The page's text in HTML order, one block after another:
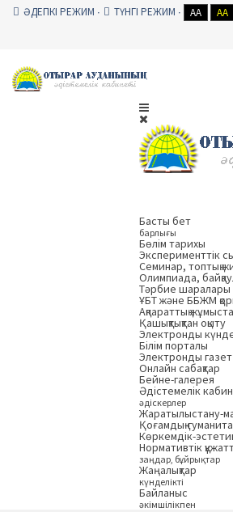
ӘДЕПКІ РЕЖИМ ТҮНГІ РЕЖИМ AA AA
Басты бет
барлығы
Бөлім тарихы
Эксперименттік
Семинар, топтық
Олимпиада,
Тәрбие шаралары
ҰБТ және ББЖМ
Ақпараттық
Қашықтықтан оқыту
Электронды
Білім порталы
Электронды газет
Онлайн сабақтар
Бейне-галерея
Әдістемелік
әдіскерлер
Жаратылыстану-
Қоғамдық-
Көркемдік-
Нормативтік
заңдар, бұйрықтар
Жаңалықтар
күнделікті
Байланыс
әкімшілікпен